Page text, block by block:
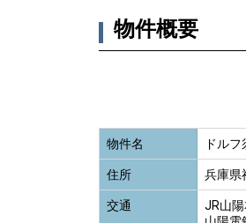
物件概要
物件名 ドル
住所 兵庫県
交通
JR山